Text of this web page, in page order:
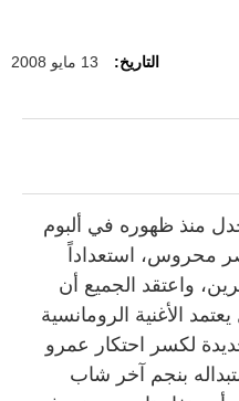
التاريخ: 13 مايو 2008
منذ ظهوره في ألبوم
محروس، استعداداً
واعتقد الجميع أن
الأغنية الرومانسية
لكسر احتكار عمرو
بنجم آخر شاب